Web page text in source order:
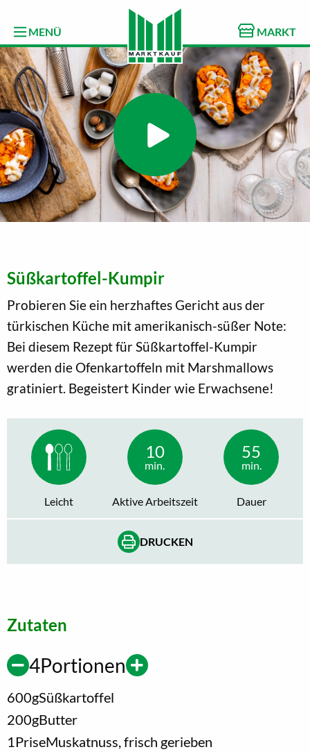
MENÜ MARKT
Süßkartoffel-Kumpir
Probieren Sie ein herzhaftes Gericht aus der
türkischen Küche mit amerikanisch-süßer Note:
Bei diesem Rezept für Süßkartoffel-Kumpir
werden die Ofenkartoffeln mit Marshmallows
gratiniert. Begeistert Kinder wie Erwachsene!
Leicht
10
min.
Aktive Arbeitszeit
55
min.
Dauer
DRUCKEN
Zutaten
4Portionen
600gSüßkartoffel
200gButter
1 PriseMuskatnuss, frisch gerieben